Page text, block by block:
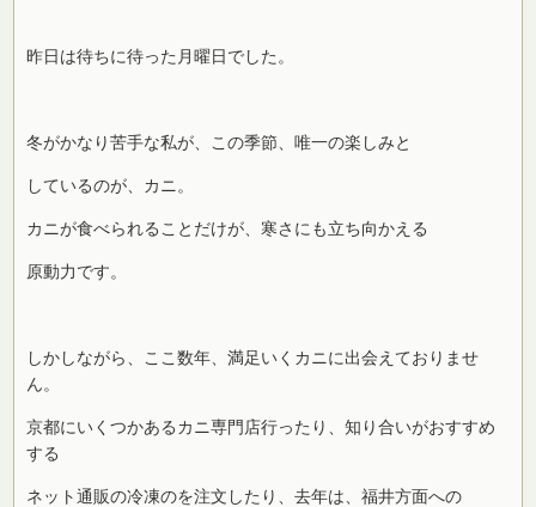
昨日は待ちに待った月曜日でした。
冬がかなり苦手な私が、この季節、唯一の楽しみと
しているのが、カニ。
カニが食べられることだけが、寒さにも立ち向かえる
原動力です。
しかしながら、ここ数年、満足いくカニに出会えておりませ
ん。
京都にいくつかあるカニ専門店行ったり、知り合いがおすすめ
する
ネット通販の冷凍のを注文したり、去年は、福井方面への